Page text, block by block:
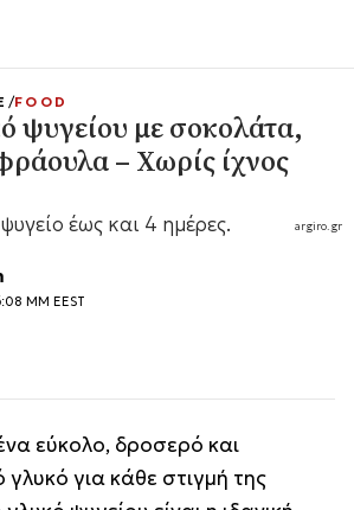
argiro.gr
FOOD
ψυγείου με σοκολάτα,
– Χωρίς ίχνος
έως και 4 ημέρες.
ΜΜ EEST
εύκολο, δροσερό και
γλυκό για κάθε στιγμή της